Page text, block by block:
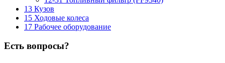
13 Кузов
15 Ходовые колеса
17 Рабочее оборудование
Есть вопросы?